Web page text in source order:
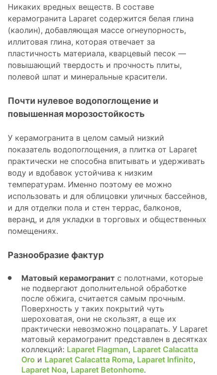
Никаких вредных веществ. В составе
керамогранита Laparet содержится белая глина
(каолин), добавляющая массе огнеупорность,
иллитовая глина, которая отвечает за
пластичность материала, кварцевый песок —
повышающий твердость и прочность плиты,
полевой шпат и минеральные красители.
Почти нулевое водопоглощение и
повышенная морозостойкость
У керамогранита в целом самый низкий
показатель водопоглощения, а плитка от Laparet
практически не способна впитывать и удерживать
воду и вдобавок устойчива к низким
температурам. Именно поэтому ее можно
использовать и для облицовки уличных бассейнов,
и для отделки пола и стен террас, балконов,
веранд, и для укладки в торговых и общественных
помещениях.
Разнообразие фактур
Матовый керамогранит c полотнами, которые
не подвергают дополнительной обработке
после обжига, считается самым прочным.
Поверхность у таких покрытий чуть
шероховатая, они не скользят, а еще их
практически невозможно поцарапать. У Laparet
матовый керамогранит представлен в десятках
коллекций: Laparet Flagman, Laparet Calacatta
Oro и Laparet Calacatta Romа, Laparet Infinito,
Laparet Noa, Laparet Betonhome.